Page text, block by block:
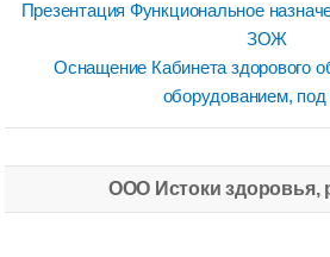
Презентация Функциональное
ЗОЖ
Оснащение Кабинета здорового
оборудованием,
ООО Истоки здоровья,